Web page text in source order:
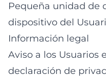
Pequeña unidad de
dispositivo del
Información legal
Aviso a los Usuarios
declaración de